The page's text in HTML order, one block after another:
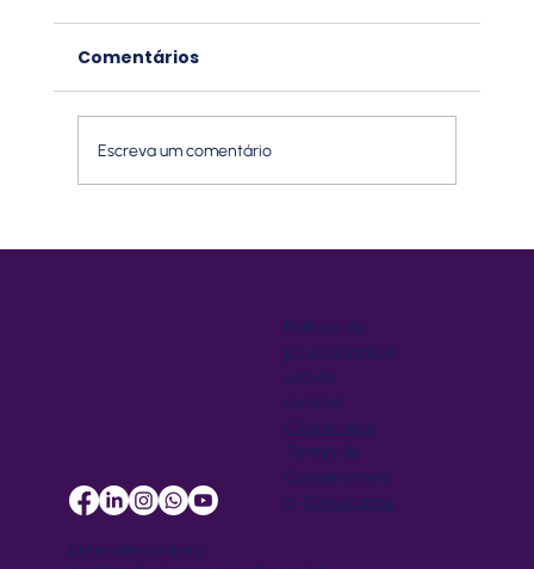
O que é o Google Gemini e o que
Comentários
Escreva um comentário
Entre em contato:
Política de
privacidade e
uso de
cookies.
Clique aqui
Termo de
Consentiment
o. Clique aqui.